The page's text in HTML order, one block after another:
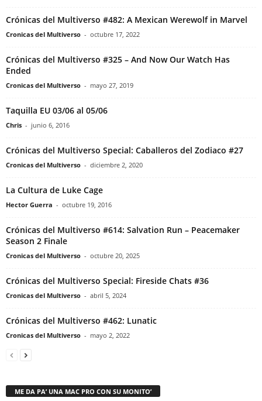
Crónicas del Multiverso #482: A Mexican Werewolf in Marvel
Cronicas del Multiverso - octubre 17, 2022
Crónicas del Multiverso #325 – And Now Our Watch Has
Ended
Cronicas del Multiverso - mayo 27, 2019
Taquilla EU 03/06 al 05/06
Chris - junio 6, 2016
Crónicas del Multiverso Special: Caballeros del Zodiaco #27
Cronicas del Multiverso - diciembre 2, 2020
La Cultura de Luke Cage
Hector Guerra - octubre 19, 2016
Crónicas del Multiverso #614: Salvation Run – Peacemaker
Season 2 Finale
Cronicas del Multiverso - octubre 20, 2025
Crónicas del Multiverso Special: Fireside Chats #36
Cronicas del Multiverso - abril 5, 2024
Crónicas del Multiverso #462: Lunatic
Cronicas del Multiverso - mayo 2, 2022
ME DA PA’ UNA MAC PRO CON SU MONITO’